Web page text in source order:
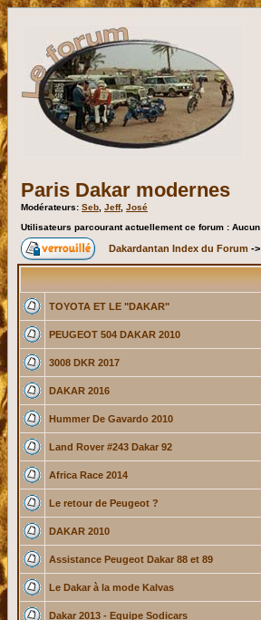
Paris Dakar modernes
Modérateurs: Seb Jeff, José
Utilisateurs parcourant actuellement ce forum : Aucun
Dakardantan Index du Forum ->
TOYOTA ET LE "DAKAR"
PEUGEOT 504 DAKAR 2010
3008 DKR 2017
DAKAR 2016
Hummer De Gavardo 2010
Land Rover #243 Dakar 92
Africa Race 2014
Le retour de Peugeot ?
DAKAR 2010
Assistance Peugeot Dakar 88 et 89
Le Dakar à la mode Kalvas
Dakar 2013 - Equipe Sodicars